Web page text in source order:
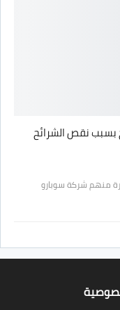
بسبب نقص الشرائح
منهم شركة سوبارو